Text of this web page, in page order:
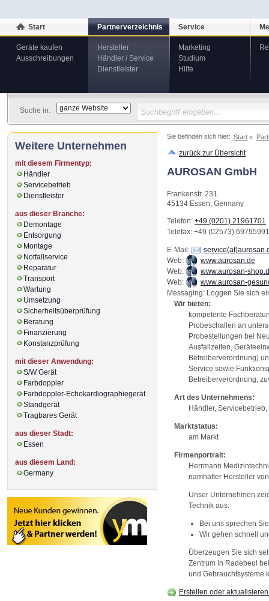
Start
Geräte kaufen
Ausschreibungen
Partnerverzeichnis
Hersteller
Händler / Service
Dienstleister
Service
Marketing
Studium
Hilfe
Suche in:
Sie befinden sich hier: Start
zurück zur Übersicht
AUROSAN GmbH
Frankenstr. 231
45134 Essen, Germany
Telefon: +49 (0201) 21961701
Telefax: +49 (02573)
E-Mail:
Web:
www.aurosan.de
Web:
www.aurosan-
Web:
www.aurosan-
Messaging: Loggen Sie sich
Wir bieten:
kompetente
Probeschallen an
Probestellungen bei
Ausfallzeiten,
Betreiberverordnung)
Service sowie
Betreiberverordnung,
Art des Unternehmens:
Händler,
Marktstatus:
am Markt
Firmenportrait:
Herrmann
namhafter Hersteller
Unser Unternehmen
Technik aus:
Bei uns sprechen
Wir gehen schnell
Überzeugen Sie sich
Zentrum in Radebeul
und Gebrauchtsysteme
Erstellen oder
Weitere Unternehmen
mit diesem Firmentyp:
Händler
Servicebetrieb
Dienstleister
aus dieser Branche:
Demontage
Entsorgung
Montage
Notfallservice
Reparatur
Transport
Wartung
Umsetzung
Sicherheitsüberprüfung
Beratung
Finanzierung
Konstanzprüfung
mit dieser Anwendung:
S/W Gerät
Farbdoppler
Farbdoppler-Echokardiographiegerät
Standgerät
Tragbares Gerät
aus dieser Stadt:
Essen
aus diesem Land:
Germany